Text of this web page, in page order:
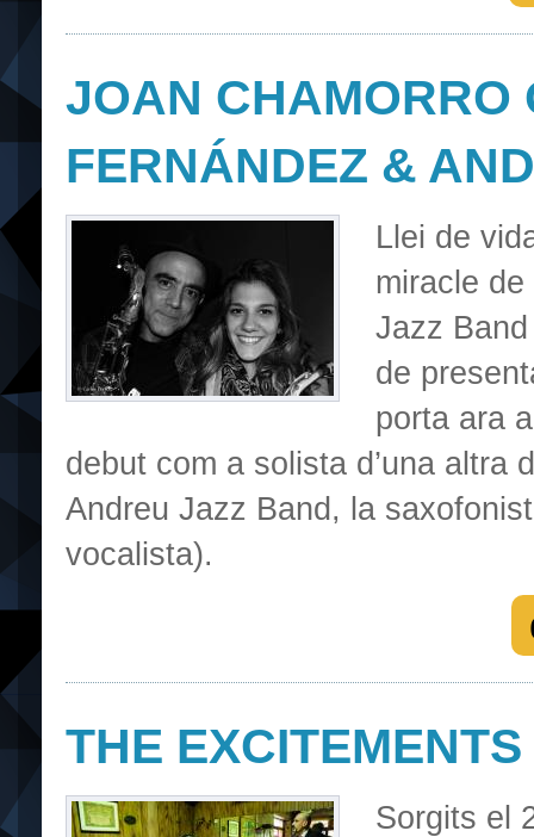
JOAN CHAMORRO
FERNÁNDEZ &
Llei de
miracle
Jazz
de
porta ara
debut com a solista d’una altra
Andreu Jazz Band, la
vocalista).
THE EXCITEMENTS
Sorgits el